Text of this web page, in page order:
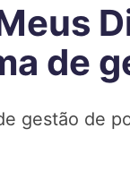
de
gestão de